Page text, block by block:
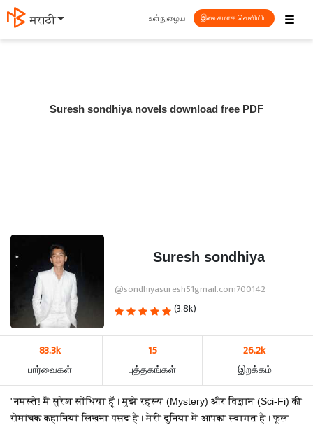
मराठी ☰
உள்நுழைய இலவசமாக வெளியிட
Suresh sondhiya novels download free PDF
Suresh sondhiya
@sondhiyasuresh51gmail.com700142
(3.8k)
83.3k
பார்வைகள்
15
புத்தகங்கள்
26.2k
இறக்கம்
"नमस्ते! मैं सुरेश सोंधिया हूँ। मुझे रहस्य (Mystery) और विज्ञान (Sci-Fi) की
रोमांचक कहानियां लिखना पसंद है। मेरी दुनिया में आपका स्वागत है। फूल